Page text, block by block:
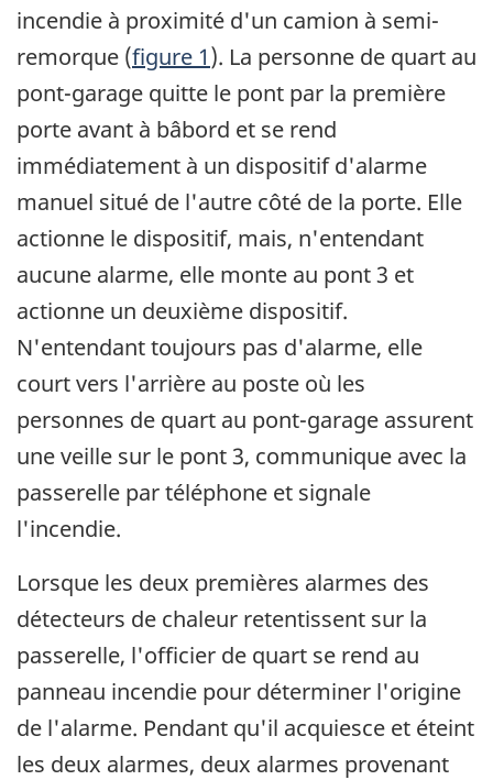
incendie à proximité d'un camion à semi-
remorque (figure 1). La personne de quart au
pont-garage quitte le pont par la première
porte avant à bâbord et se rend
immédiatement à un dispositif d'alarme
manuel situé de l'autre côté de la porte. Elle
actionne le dispositif, mais, n'entendant
aucune alarme, elle monte au pont 3 et
actionne un deuxième dispositif.
N'entendant toujours pas d'alarme, elle
court vers l'arrière au poste où les
personnes de quart au pont-garage assurent
une veille sur le pont 3, communique avec la
passerelle par téléphone et signale
l'incendie.
Lorsque les deux premières alarmes des
détecteurs de chaleur retentissent sur la
passerelle, l'officier de quart se rend au
panneau incendie pour déterminer l'origine
de l'alarme. Pendant qu'il acquiesce et éteint
les deux alarmes, deux alarmes provenant